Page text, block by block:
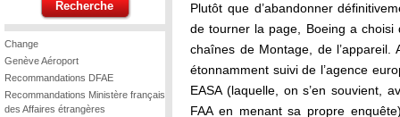
Change
Genève Aéroport
Recommandations DFAE
Recommandations Ministère français
des Affaires étrangères
Plutôt que d’abandonner
de tourner la page, Boeing a
chaînes de Montage, de l’appareil.
étonnamment suivi de l’agence
EASA (laquelle, on s’en souvient,
FAA en menant sa propre